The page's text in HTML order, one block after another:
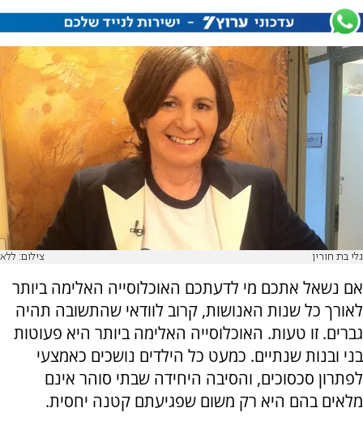
גלי בת חורין צילום: ללא
אם נשאל אתכם מי לדעתכם האוכלוסייה האלימה ביותר
לאורך כל שנות האנושות, קרוב לוודאי שהתשובה תהיה
גברים. זו טעות. האוכלוסייה האלימה ביותר היא פעוטות
בני ובנות שנתיים. כמעט כל הילדים נושכים כאמצעי
לפתרון סכסוכים, והסיבה היחידה שבתי סוהר אינם
מלאים בהם היא רק משום שפגיעתם קטנה יחסית.